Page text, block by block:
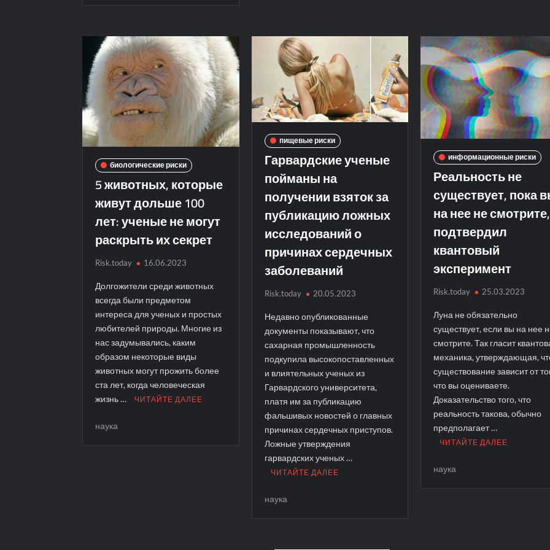
биологические риски
5 животных, которые
живут дольше 100
лет: ученые не могут
раскрыть их секрет
Risk.today 16.06.2023
Долгожители среди животных
всегда были предметом
интереса для ученых и простых
любителей природы. Многие из
нас задумывались, каким
образом некоторые виды
животных могут прожить более
ста лет, когда человеческая
жизнь …
ЧИТАЙТЕ ДАЛЕЕ
наука
пищевые риски
Гарвардские ученые
пойманы на
получении взяток за
публикацию ложных
исследований о
причинах сердечных
заболеваний
Risk.today 20.05.2023
Недавно опубликованные
документы показывают, что
сахарная промышленность
подкупила высокопоставленных
и влиятельных ученых из
Гарвардского университета,
платя им за публикацию
фальшивых новостей о главных
причинах сердечных приступов.
Ложные утверждения
гарвардских ученых …
ЧИТАЙТЕ ДАЛЕЕ
наука
информационные риски
Реальность не
существует, пока
на нее не смотрите,
подтвердил
квантовый
эксперимент
Risk.today 25.03.2023
Луна не обязательно
существует, если вы на нее
смотрите. Так гласит
механика, утверждающая,
существование зависит от
что вы оцениваете.
Доказательство того, что
реальность такова, обычно
предполагает …
ЧИТАЙТЕ ДАЛЕЕ
наука